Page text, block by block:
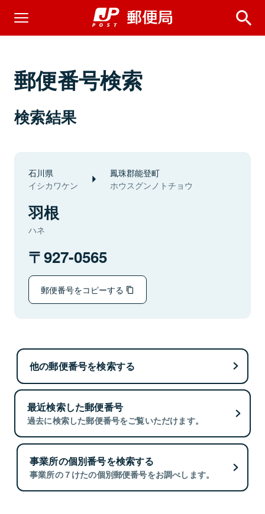
郵便番号検索
検索結果
石川県
イシカワケン
鳳珠郡能登町
ホウスグンノトチョウ
羽根
ハネ
927-0565
郵便番号をコピーする
他の郵便番号を検索する
最近検索した郵便番号
過去に検索した郵便番号をご覧いただけます。
事業所の個別番号を検索する
事業所の７けたの個別郵便番号をお調べします。